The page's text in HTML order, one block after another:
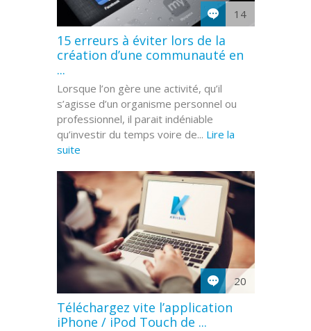
14
15 erreurs à éviter lors de la
création d’une communauté en
...
Lorsque l’on gère une activité, qu’il
s’agisse d’un organisme personnel ou
professionnel, il parait indéniable
qu’investir du temps voire de... Lire la
suite
20
Téléchargez vite l’application
iPhone / iPod Touch de ...